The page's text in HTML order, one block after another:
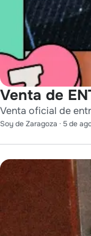
Venta de
Venta oficial de
Soy de Zaragoza · 5 de